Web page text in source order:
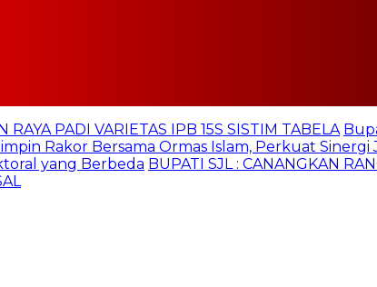
PADI VARIETAS IPB 15S SISTIM TABELA
Rakor Bersama Ormas Islam, Perkuat Sinergi
yang Berbeda BUPATI SJL : CANANGKAN